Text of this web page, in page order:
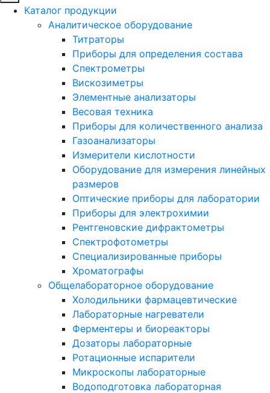
Каталог продукции
Аналитическое оборудование
Титраторы
Приборы для определения состава
Спектрометры
Вискозиметры
Элементные анализаторы
Весовая техника
Приборы для количественного анализа
Газоанализаторы
Измерители кислотности
Оборудование для измерения линейных
размеров
Оптические приборы для лаборатории
Приборы для электрохимии
Рентгеновские дифрактометры
Спектрофотометры
Специализированные приборы
Хроматографы
Общелабораторное оборудование
Холодильники фармацевтические
Лабораторные нагреватели
Ферментеры и биореакторы
Дозаторы лабораторные
Ротационные испарители
Микроскопы лабораторные
Водоподготовка лабораторная